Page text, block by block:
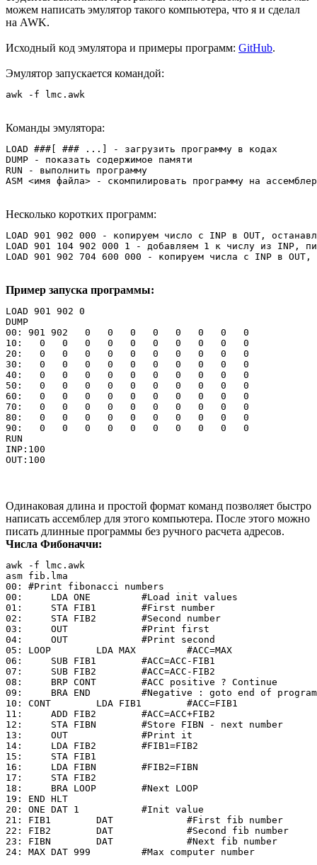
можем написать эмулятор такого компьютера, что я и сделал
на AWK.
Исходный код эмулятора и примеры программ: GitHub.
Эмулятор запускается командой:
awk -f lmc.awk
Команды эмулятора:
LOAD ###[ ### ...] - загрузить программу в кодах
DUMP - показать содержимое памяти
RUN - выполнить программу
Несколько коротких программ:
LOAD 901 902 000 - копируем число с INP в OUT,
LOAD 901 104 902 000 1 - добавляем 1 к числу из INP,
Пример запуска программы:
LOAD 901 902 0
DUMP
00: 901 902   0   0   0   0   0   0   0   0
10:   0   0   0   0   0   0   0   0   0   0
20:   0   0   0   0   0   0   0   0   0   0
30:   0   0   0   0   0   0   0   0   0   0
40:   0   0   0   0   0   0   0   0   0   0
50:   0   0   0   0   0   0   0   0   0   0
60:   0   0   0   0   0   0   0   0   0   0
70:   0   0   0   0   0   0   0   0   0   0
80:   0   0   0   0   0   0   0   0   0   0
90:   0   0   0   0   0   0   0   0   0   0
RUN
INP:100
Одинаковая длина и простой формат команд позволяет быстро
написать ассемблер для этого компьютера. После этого можно
писать длинные программы без ручного расчета адресов.
Числа Фибоначчи:
awk -f lmc.awk
asm fib.lma
00: #Print fibonacci numbers
00:     LDA ONE         #Load init values
01:     STA FIB1        #First number
02:     STA FIB2        #Second number
03:     OUT             #Print first
04:     OUT             #Print second
05: LOOP        LDA MAX         #ACC=MAX
06:     SUB FIB1        #ACC=ACC-FIB1
07:     SUB FIB2        #ACC=ACC-FIB2
08:     BRP CONT        #ACC positive ? Continue
09:     BRA END         #Negative : goto end of program
10: CONT        LDA FIB1        #ACC=FIB1
11:     ADD FIB2        #ACC=ACC+FIB2
12:     STA FIBN        #Store FIBN - next number
13:     OUT             #Print it
14:     LDA FIB2        #FIB1=FIB2
15:     STA FIB1
16:     LDA FIBN        #FIB2=FIBN
17:     STA FIB2
18:     BRA LOOP        #Next LOOP
19: END HLT
20: ONE DAT 1           #Init value
21: FIB1        DAT             #First fib number
22: FIB2        DAT             #Second fib number
23: FIBN        DAT             #Next fib number
24: MAX DAT 999         #Max computer number